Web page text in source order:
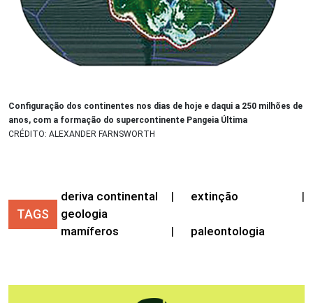
Configuração dos continentes nos dias de hoje e daqui a 250 milhões de
anos, com a formação do supercontinente Pangeia Última
CRÉDITO: ALEXANDER FARNSWORTH
TAGS
deriva continental | extinção
|
geologia
mamíferos
| paleontologia